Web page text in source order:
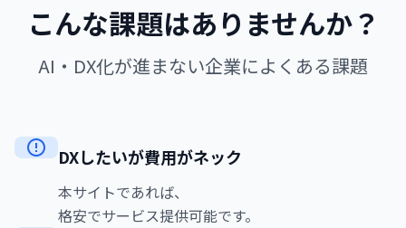
こんな課題はありませんか？
AI・DX化が進まない企業によくある課題
DXしたいが費用がネック
本サイトであれば、
格安でサービス提供可能です。